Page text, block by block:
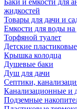
Баки и емкости для
жидкостей
Товары для дачи и
Емкости для воды на
Торфяной туалет
Детские
Крышка колодца
Душевые баки
Душ для дачи
Септики,
Канализационные и
Подземные